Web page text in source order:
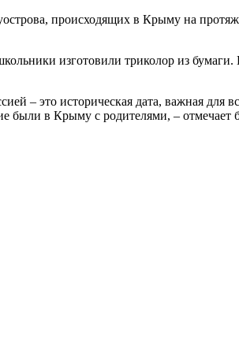
происходящих в Крыму на
изготовили триколор из
– это историческая дата, важная
были в Крыму с родителями, – отмечает